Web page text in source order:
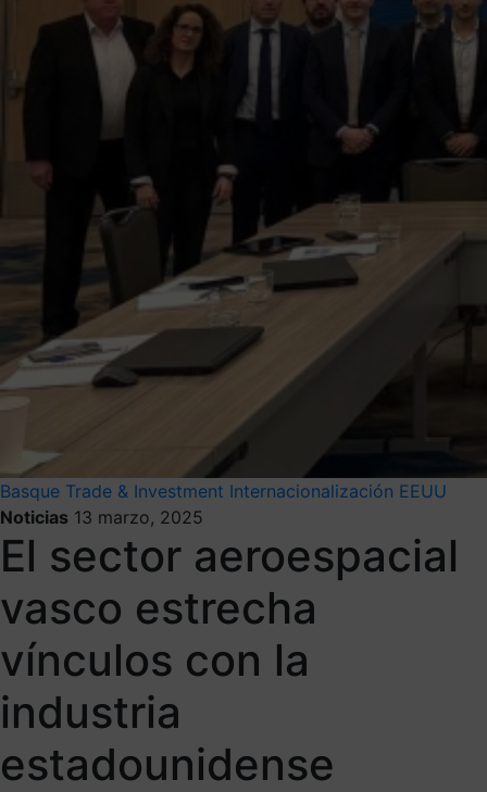
Basque Trade & Investment Internacionalización EEUU
Noticias 13 marzo, 2025
El sector aeroespacial
vasco estrecha
vínculos con la
industria
estadounidense